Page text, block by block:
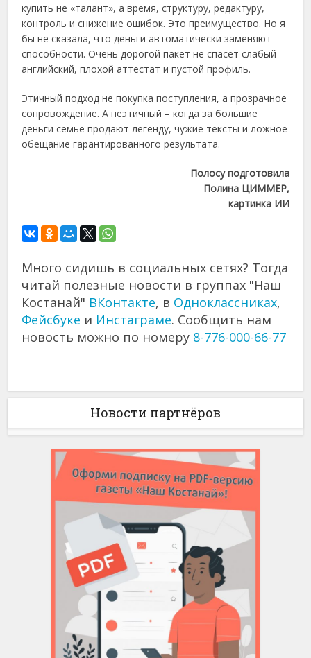
купить не «талант», а время, структуру, редактуру,
контроль и снижение ошибок. Это преимущество. Но я
бы не сказала, что деньги автоматически заменяют
способности. Очень дорогой пакет не спасет слабый
английский, плохой аттестат и пустой профиль.
Этичный подход не покупка поступления, а прозрачное
сопровождение. А неэтичный – когда за большие
деньги семье продают легенду, чужие тексты и ложное
обещание гарантированного результата.
Полосу подготовила
Полина ЦИММЕР,
картинка ИИ
Много сидишь в социальных сетях? Тогда
читай полезные новости в группах "Наш
Костанай" ВКонтакте, в Одноклассниках,
Фейсбуке и Инстаграме. Сообщить нам
новость можно по номеру 8-776-000-66-77
Новости партнёров